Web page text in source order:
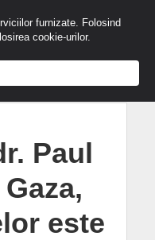
Paul
este
furnizate. Folosind
cookie-urilor.